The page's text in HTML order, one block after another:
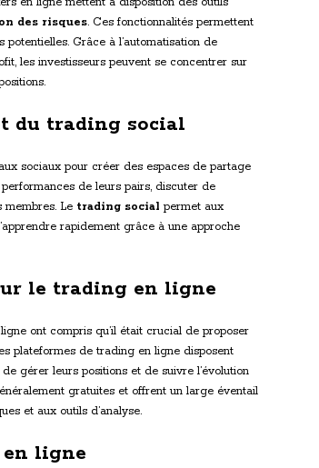
des risques. Ces fonctionnalités permettent
Grâce à l’automatisation de
les investisseurs peuvent se concentrer sur
du trading social
sociaux pour créer des espaces de partage
de leurs pairs, discuter de
membres. Le trading social permet aux
rapidement grâce à une approche
le trading en ligne
ont compris qu’il était crucial de proposer
plateformes de trading en ligne disposent
gérer leurs positions et de suivre l’évolution
gratuites et offrent un large éventail
et aux outils d’analyse.
ligne